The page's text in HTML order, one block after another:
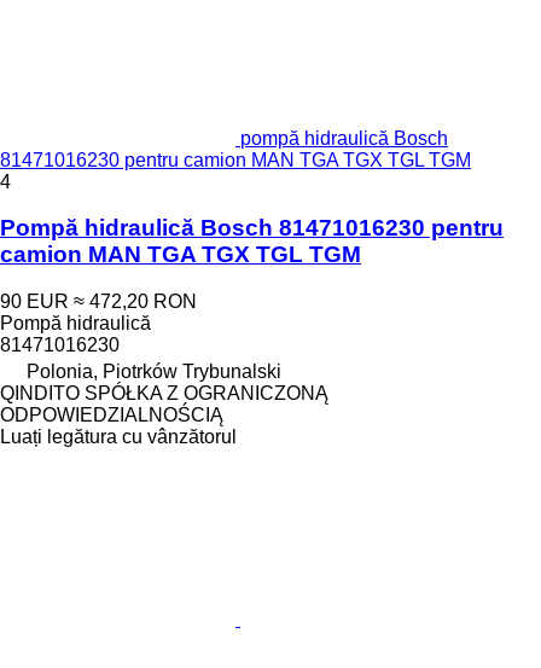
pompă hidraulică Bosch
81471016230 pentru camion MAN TGA TGX TGL TGM
4
Pompă hidraulică Bosch 81471016230 pentru
camion MAN TGA TGX TGL TGM
90 EUR ≈ 472,20 RON
Pompă hidraulică
81471016230
Polonia, Piotrków Trybunalski
QINDITO SPÓŁKA Z OGRANICZONĄ
ODPOWIEDZIALNOŚCIĄ
Luați legătura cu vânzătorul